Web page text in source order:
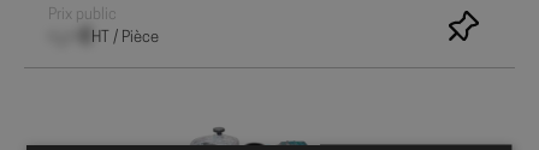
Prix public
HT / Pièce